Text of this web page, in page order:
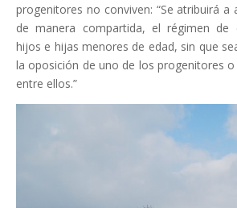
progenitores no conviven: “Se atribuirá a
de manera compartida, el régimen de
hijos e hijas menores de edad, sin que
la oposición de uno de los progenitores
entre ellos.”